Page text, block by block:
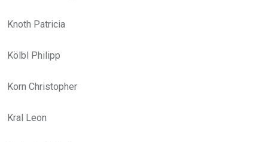
Knoth Patricia
Kölbl Philipp
Korn Christopher
Kral Leon